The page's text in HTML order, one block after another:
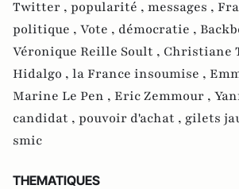
Twitter , popularité , messages ,
politique , Vote , démocratie ,
Véronique Reille Soult , Christiane
Hidalgo , la France insoumise ,
Marine Le Pen , Eric Zemmour ,
candidat , pouvoir d'achat , gilets
smic
THEMATIQUES